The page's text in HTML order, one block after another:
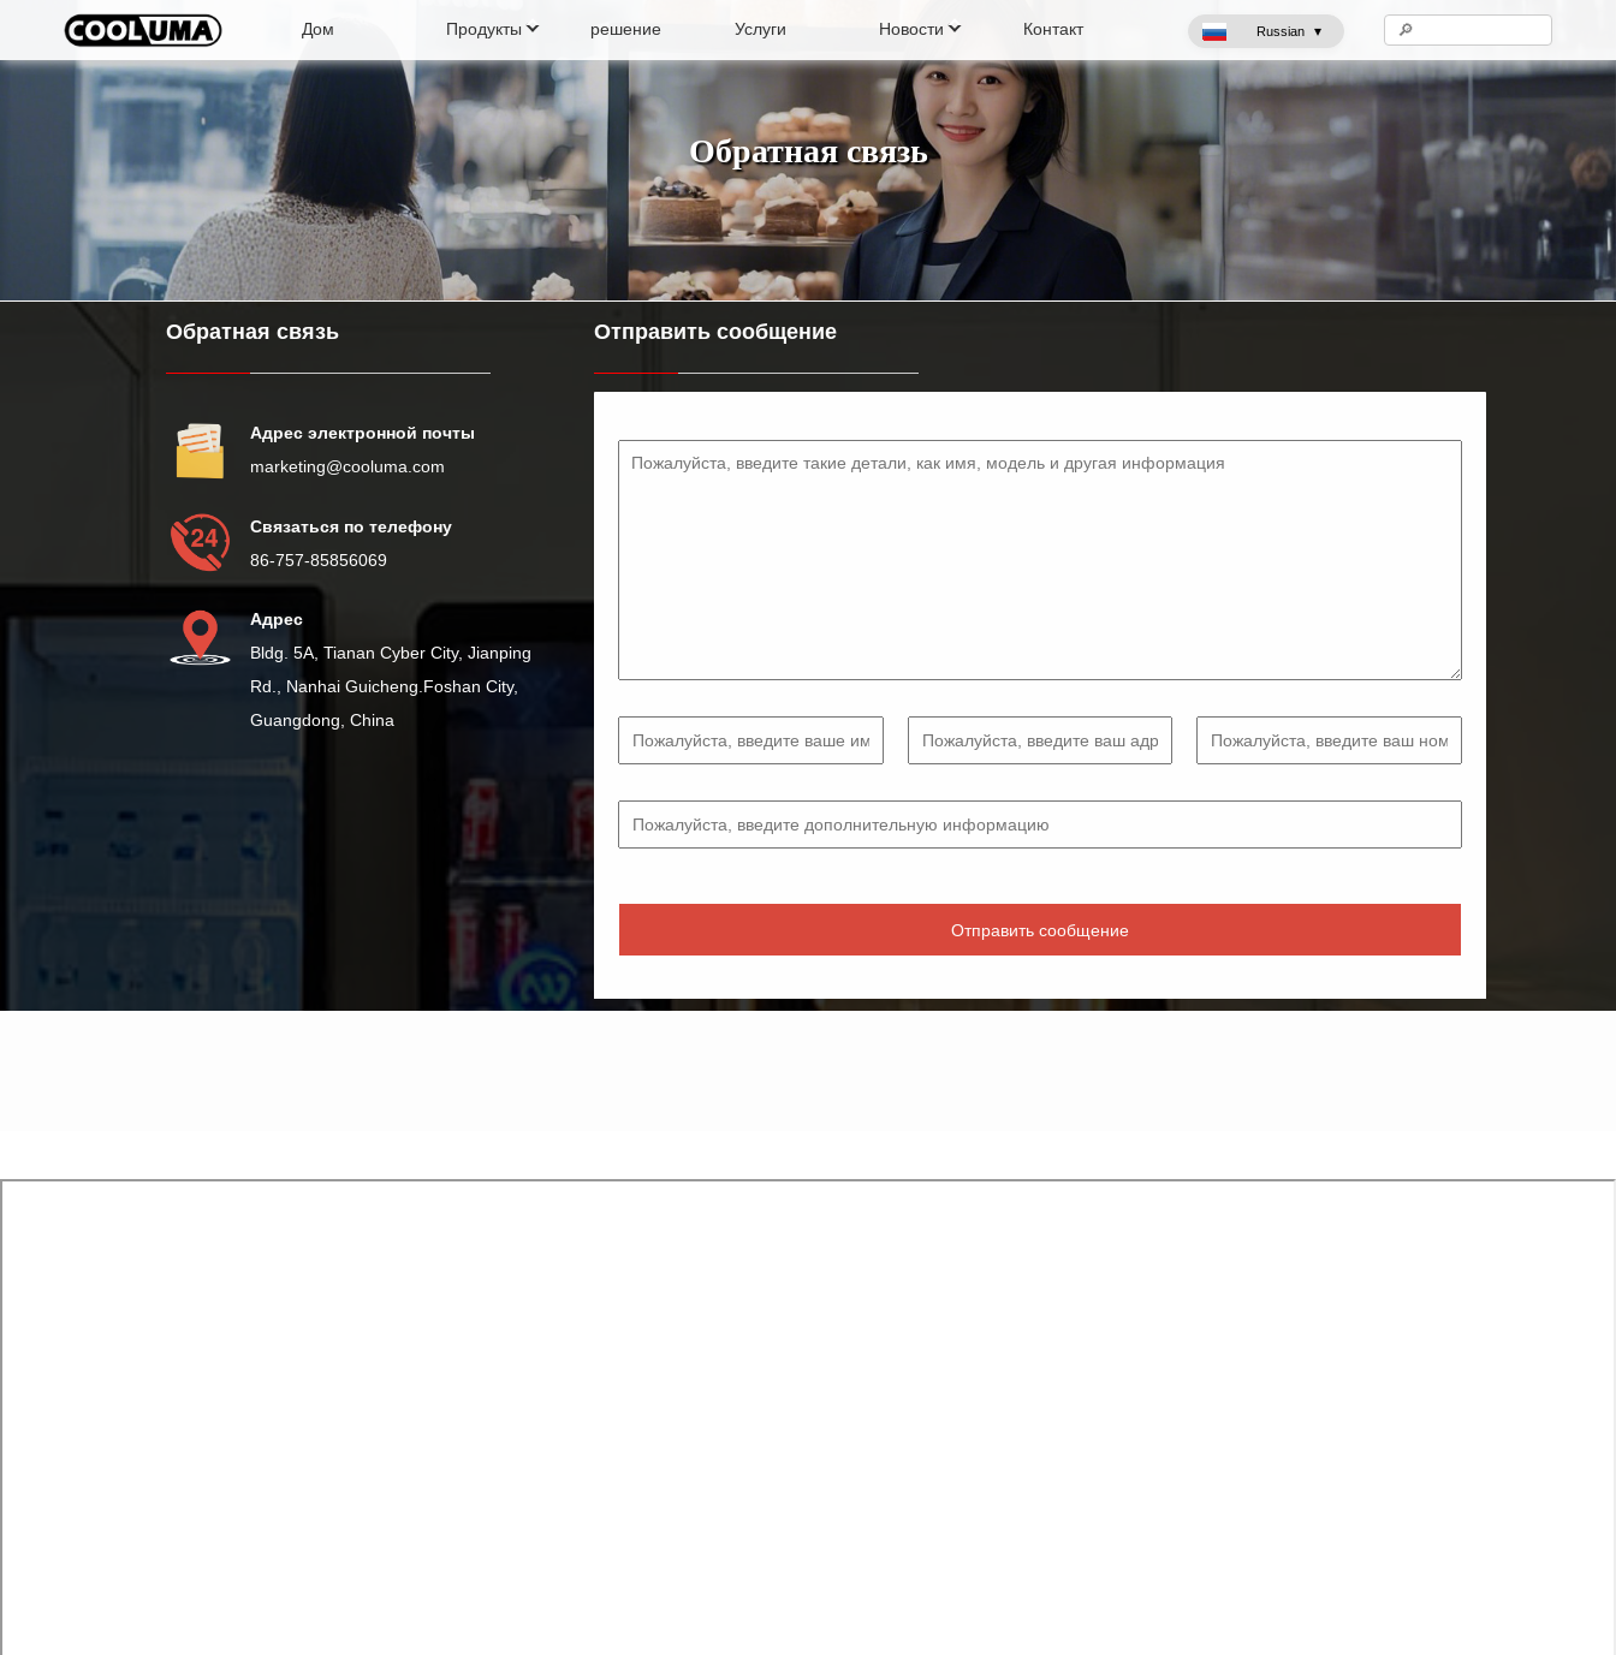
Дом Продукты
Вертикальный витринный шкаф Открытый холодильник Холодильный шкаф для тортов
Охладитель для банок Льдогенератор Напитковая машина Стеклянные витрины
решение Услуги Новости Контакт Russian ▾
Обратная связь
Обратная связь
Адрес электронной почты
marketing@cooluma.com
Связаться по телефону
86-757-85856069
Адрес
Bldg. 5A, Tianan Cyber City, Jianping
Rd., Nanhai Guicheng.Foshan City,
Guangdong, China
Отправить сообщение
Отправить сообщение